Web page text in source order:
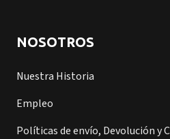
NOSOTROS
Nuestra Historia
Empleo
Políticas de envío, Devolución y